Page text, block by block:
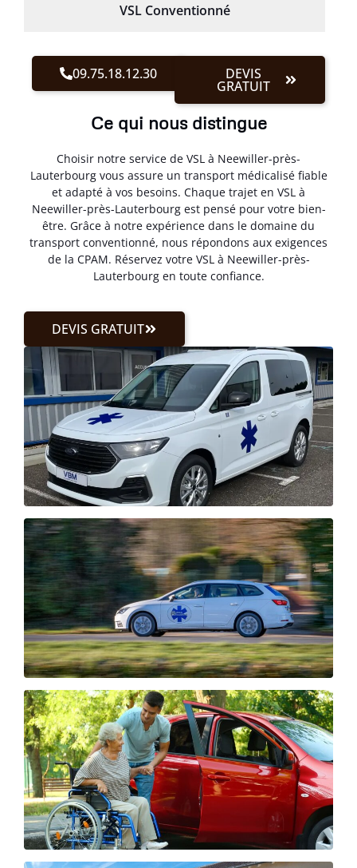
VSL Conventionné
09.75.18.12.30 DEVIS
GRATUIT
Ce qui nous distingue
Choisir notre service de VSL à Neewiller-près-
Lauterbourg vous assure un transport médicalisé fiable
et adapté à vos besoins. Chaque trajet en VSL à
Neewiller-près-Lauterbourg est pensé pour votre bien-
être. Grâce à notre expérience dans le domaine du
transport conventionné, nous répondons aux exigences
de la CPAM. Réservez votre VSL à Neewiller-près-
Lauterbourg en toute confiance.
DEVIS GRATUIT